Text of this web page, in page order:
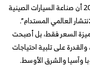
تكشف بيانات الأشهر الأربعة الأولى من عام 2026 أن صناعة السيارات الصينية
العالمي المستدام”.
السعر فقط، بل أصبحت
والقدرة على تلبية احتياجات
وآسيا والشرق الأوسط.